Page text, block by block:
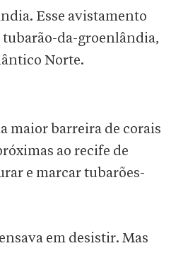
Esse avistamento
da-groenlândia,
Norte.
maior barreira de corais
ao recife de
e marcar tubarões-
em desistir. Mas